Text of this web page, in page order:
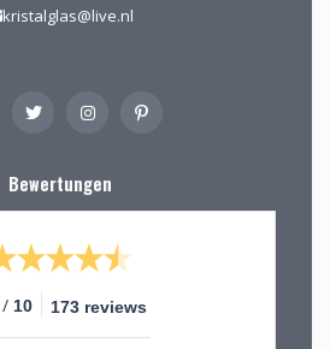
kristalglas@live.nl
Bewertungen
/ 10 173 reviews